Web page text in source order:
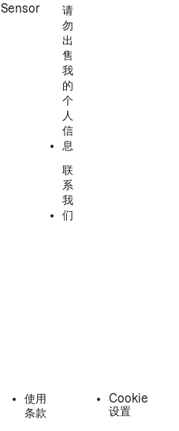
Sensor
请
勿
出
售
我
的
个
人
信
息
联
系
我
们
使用
条款
Cookie
设置